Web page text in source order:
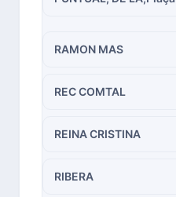
RAMON MAS
REC COMTAL
REINA CRISTINA
RIBERA